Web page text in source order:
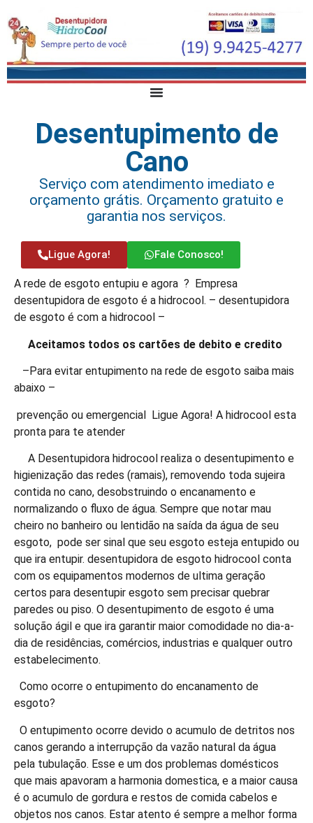
Desentupimento de
Cano
Serviço com atendimento imediato e
orçamento grátis. Orçamento gratuito e
garantia nos serviços.
Ligue Agora! Fale Conosco!
A rede de esgoto entupiu e agora ? Empresa
desentupidora de esgoto é a hidrocool. – desentupidora
de esgoto é com a hidrocool –
Aceitamos todos os cartões de debito e credito
–Para evitar entupimento na rede de esgoto saiba mais
abaixo –
prevenção ou emergencial Ligue Agora! A hidrocool esta
pronta para te atender
A Desentupidora hidrocool realiza o desentupimento e
higienização das redes (ramais), removendo toda sujeira
contida no cano, desobstruindo o encanamento e
normalizando o fluxo de água. Sempre que notar mau
cheiro no banheiro ou lentidão na saída da água de seu
esgoto, pode ser sinal que seu esgoto esteja entupido ou
que ira entupir. desentupidora de esgoto hidrocool conta
com os equipamentos modernos de ultima geração
certos para desentupir esgoto sem precisar quebrar
paredes ou piso. O desentupimento de esgoto é uma
solução ágil e que ira garantir maior comodidade no dia-a-
dia de residências, comércios, industrias e qualquer outro
estabelecimento.
Como ocorre o entupimento do encanamento de
esgoto?
O entupimento ocorre devido o acumulo de detritos nos
canos gerando a interrupção da vazão natural da água
pela tubulação. Esse e um dos problemas domésticos
que mais apavoram a harmonia domestica, e a maior causa
é o acumulo de gordura e restos de comida cabelos e
objetos nos canos. Estar atento é sempre a melhor forma